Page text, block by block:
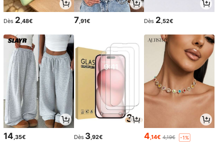
Dès 2,48€ 7,91€ Dès 2,52€
14,35€ Dès 3,92€ 4,14€ 4,19€ -1%